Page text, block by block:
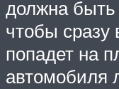
должна быть
чтобы
попадет на
автомобиля